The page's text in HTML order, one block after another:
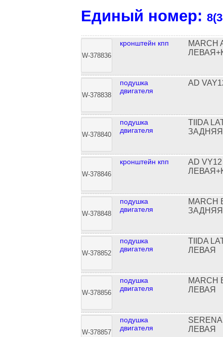
Единый номер:
W-378836
кронштейн кпп
W-378838
подушка
двигателя
AD
W-378840
подушка
двигателя
TIIDA
ЗАДНЯЯ
W-378846
кронштейн кпп
AD
W-378848
подушка
двигателя
ЗАДНЯЯ
W-378852
подушка
двигателя
TIIDA
ЛЕВАЯ
W-378856
подушка
двигателя
ЛЕВАЯ
W-378857
подушка
двигателя
ЛЕВАЯ